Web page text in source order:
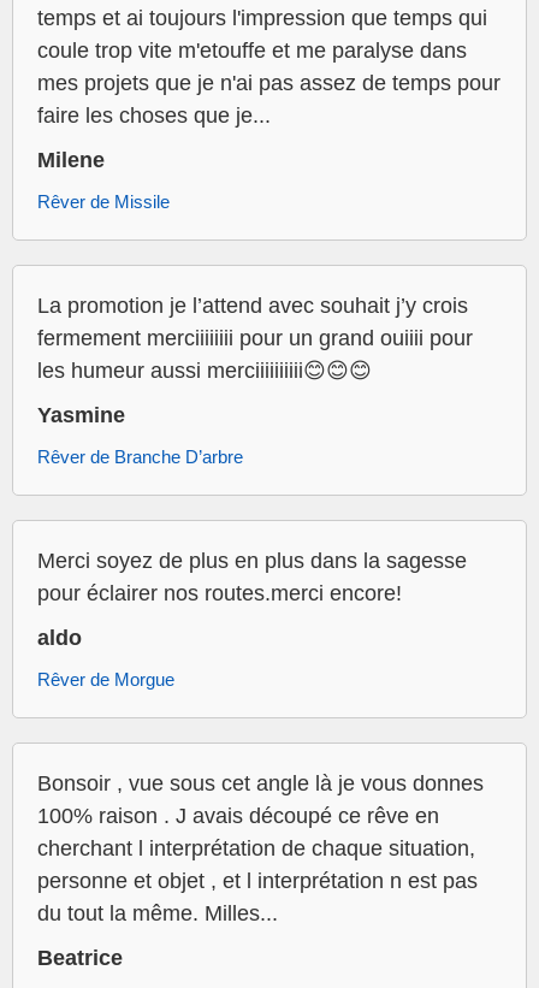
temps et ai toujours l'impression que temps qui
coule trop vite m'etouffe et me paralyse dans
mes projets que je n'ai pas assez de temps pour
faire les choses que je...
Milene
Rêver de Missile
La promotion je l’attend avec souhait j’y crois
fermement merciiiiiiii pour un grand ouiiii pour
les humeur aussi merciiiiiiiiii😊😊😊
Yasmine
Rêver de Branche D’arbre
Merci soyez de plus en plus dans la sagesse
pour éclairer nos routes.merci encore!
aldo
Rêver de Morgue
Bonsoir , vue sous cet angle là je vous donnes
100% raison . J avais découpé ce rêve en
cherchant l interprétation de chaque situation,
personne et objet , et l interprétation n est pas
du tout la même. Milles...
Beatrice